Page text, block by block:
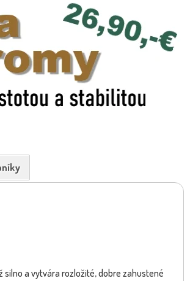
a vytvára rozložité, dobre zahustené